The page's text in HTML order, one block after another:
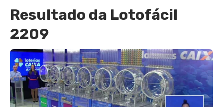
Resultado da Lotofácil
2209